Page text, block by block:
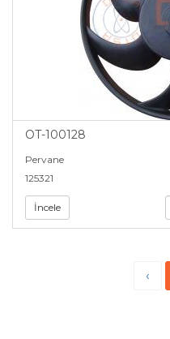
OT-100128
Pervane
125321
İncele
‹